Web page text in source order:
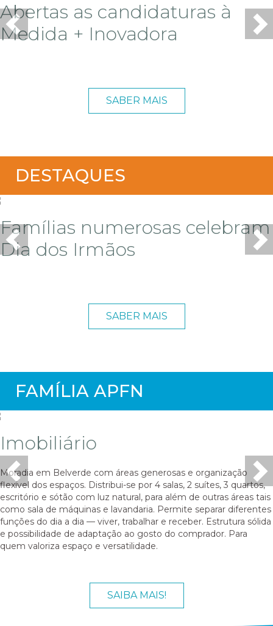
Abertas as candidaturas à
Medida + Inovadora
SABER MAIS
Previous
DESTAQUES
Famílias numerosas celebram
Dia dos Irmãos
SABER MAIS
Previous
FAMÍLIA APFN
Imobiliário
Moradia em Belverde com áreas generosas e organização
flexível dos espaços. Distribui-se por 4 salas, 2 suítes, 3 quartos,
escritório e sótão com luz natural, para além de outras áreas tais
como sala de máquinas e lavandaria. Permite separar diferentes
funções do dia a dia — viver, trabalhar e receber. Estrutura sólida
e possibilidade de adaptação ao gosto do comprador. Para
quem valoriza espaço e versatilidade.
SAIBA MAIS!
Previous